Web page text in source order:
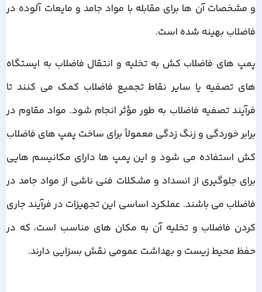
و مشخصات آن ها برای مقابله با مواد جامد و مایعات آلوده در
فاضلاب بهینه شده است.
پمپ های فاضلاب کش به تخلیه و انتقال فاضلاب به ایستگاه
های تصفیه یا سایر نقاط تجمیع فاضلاب کمک می کنند تا
فرآیند تصفیه فاضلاب به طور مؤثر انجام شود. مواد مقاوم در
برابر خوردگی و زنگ زدگی معمولاً برای ساخت پمپ های فاضلاب
کش استفاده می شود و این پمپ ها دارای مکانیسم هایی
برای جلوگیری از انسداد و مشکلات فنی ناشی از مواد جامد در
فاضلاب می باشند. عملکرد اساسی این تجهیزات در فرآیند جاری
کردن فاضلاب و تخلیه آن به مکان های مناسب است، که در
حفظ محیط زیست و بهداشت عمومی نقش بسزایی دارند.